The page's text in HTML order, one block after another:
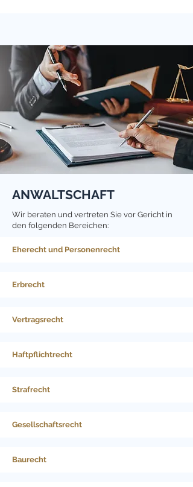
ANWALTSCHAFT
Wir beraten und vertreten Sie vor Gericht in
den folgenden Bereichen:
Eherecht und Personenrecht
Erbrecht
Vertragsrecht
Haftpflichtrecht
Strafrecht
Gesellschaftsrecht
Baurecht